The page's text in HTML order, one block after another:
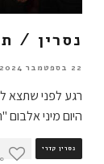
נסרין /
22 בספטמבר 2024
רגע לפני שתצא
היום מיני
נסרין קדרי
0